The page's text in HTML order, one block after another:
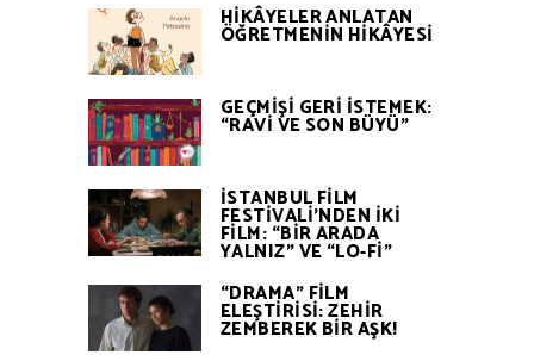
HİKÂYELER ANLATAN
ÖĞRETMENİN HİKÂYESİ
GEÇMİŞİ GERİ İSTEMEK:
“RAVİ VE SON BÜYÜ”
İSTANBUL FİLM
FESTİVALİ’NDEN İKİ
FİLM: “BİR ARADA
YALNIZ” VE “LO-Fİ”
“DRAMA” FİLM
ELEŞTİRİSİ: ZEHİR
ZEMBEREK BİR AŞK!